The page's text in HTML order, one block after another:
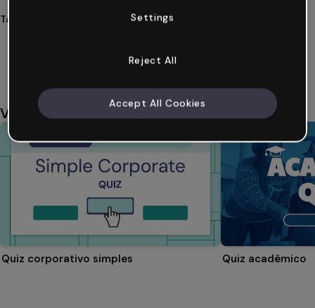
Tags
Você também pode gostar
Quiz corporativo simples Quiz acadêmico
Settings
Reject All
Accept All Cookies